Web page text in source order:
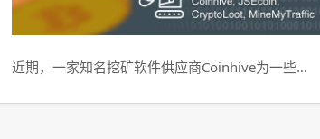
近期，一家知名挖矿软件供应商Coinhive为一些…